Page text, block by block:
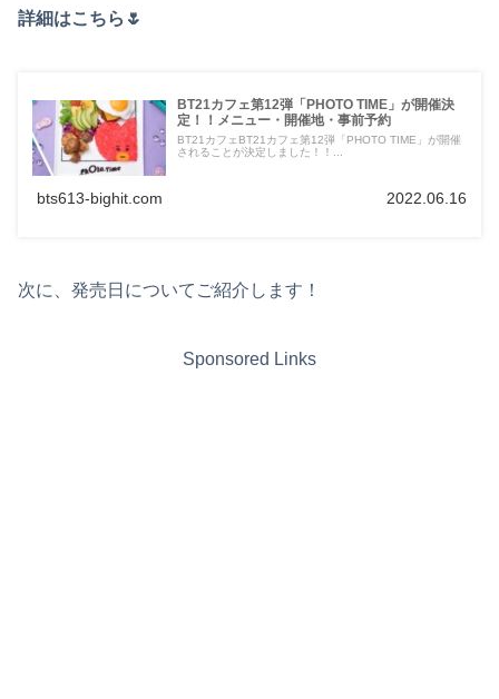
詳細はこちら🌷
BT21カフェ第12弾「PHOTO TIME」が開催決
定！！メニュー・開催地・事前予約
BT21カフェBT21カフェ第12弾「PHOTO TIME」が開催
されることが決定しました！！...
bts613-bighit.com 2022.06.16
次に、発売日についてご紹介します！
Sponsored Links